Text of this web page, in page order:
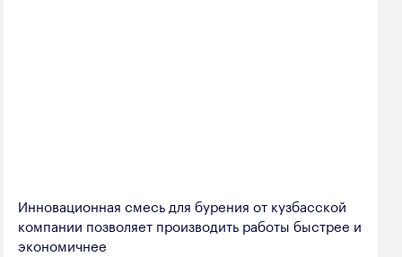
Инновационная смесь для бурения от кузбасской
компании позволяет производить работы быстрее и
экономичнее